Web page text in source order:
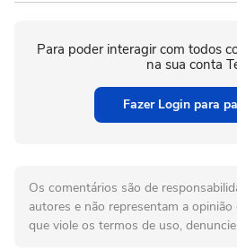
Para poder interagir com todos
na sua conta
Fazer Login para
Os comentários são de
autores e não representam a
que viole os termos de uso,